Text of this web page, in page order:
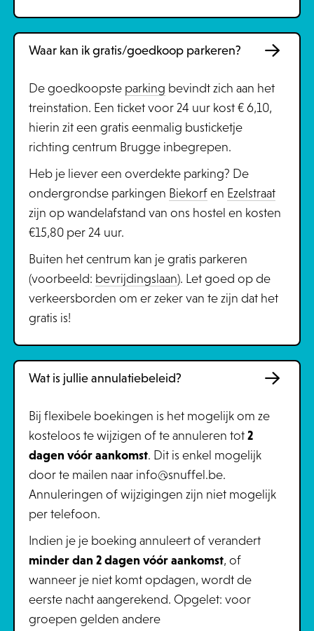
Waar kan ik gratis/goedkoop parkeren?
De goedkoopste parking bevindt zich aan het
treinstation. Een ticket voor 24 uur kost € 6,10,
hierin zit een gratis eenmalig busticketje
richting centrum Brugge inbegrepen.
Heb je liever een overdekte parking? De
ondergrondse parkingen Biekorfen Ezelstraat
zijn op wandelafstand van ons hostel en kosten
€15,80 per 24 uur.
Buiten het centrum kan je gratis parkeren
(voorbeeld: bevrijdingslaan). Let goed op de
verkeersborden om er zeker van te zijn dat het
gratis is!
Wat is jullie annulatiebeleid?
Bij flexibele boekingen is het mogelijk om ze
kosteloos te wijzigen of te annuleren tot 2
dagen vóór aankomst. Dit is enkel mogelijk
door te mailen naar info@snuffel.be.
Annuleringen of wijzigingen zijn niet mogelijk
per telefoon.
Indien je je boeking annuleert of verandert
minder dan 2 dagen vóór aankomst, of
wanneer je niet komt opdagen, wordt de
eerste nacht aangerekend. Opgelet: voor
groepen gelden andere